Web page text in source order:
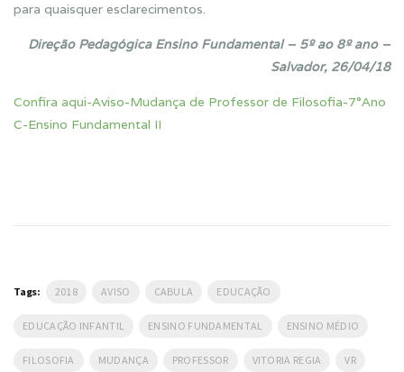
para quaisquer esclarecimentos.
Direção Pedagógica Ensino Fundamental – 5º ao 8º ano –
Salvador, 26/04/18
Confira aqui-Aviso-Mudança de Professor de Filosofia-7°Ano
C-Ensino Fundamental II
Tags: 2018 AVISO CABULA EDUCAÇÃO
EDUCAÇÃO INFANTIL ENSINO FUNDAMENTAL ENSINO MÉDIO
FILOSOFIA MUDANÇA PROFESSOR VITORIA REGIA VR